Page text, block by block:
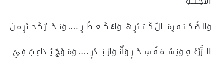
وَالـصُّـحْــبَـةِ رِمَـــالٌ كَــتِــبْرٍ هَـــوَاءٌ كَــعِــطْــرٍ …. وَبَــحْـــرٌ كَـحِــبْرٍ مِـنَ
الــزُّرْقَــةِ وَنِـسْــمَـةُ سِــحْــرٍ وَأَنْــوَارُ بَـــدْرٍ …. وَمَــوْجٌ يُــدَاعِـبُ فِـيْ